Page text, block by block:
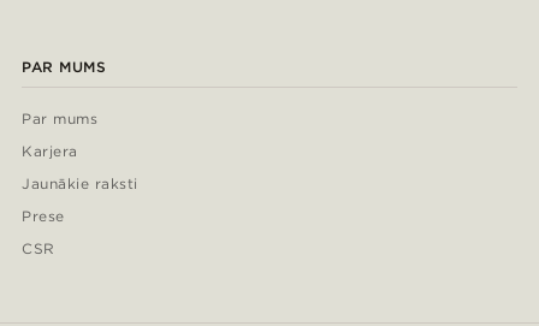
PAR MUMS
Par mums
Karjera
Jaunākie raksti
Prese
CSR